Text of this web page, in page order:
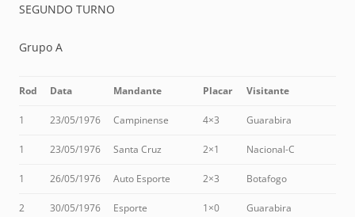
SEGUNDO TURNO
Grupo A
Rod Data Mandante Placar Visitante
1 23/05/1976 Campinense 4×3 Guarabira
1 23/05/1976 Santa Cruz 2×1 Nacional-C
1 26/05/1976 Auto Esporte 2×3 Botafogo
2 30/05/1976 Esporte 1×0 Guarabira